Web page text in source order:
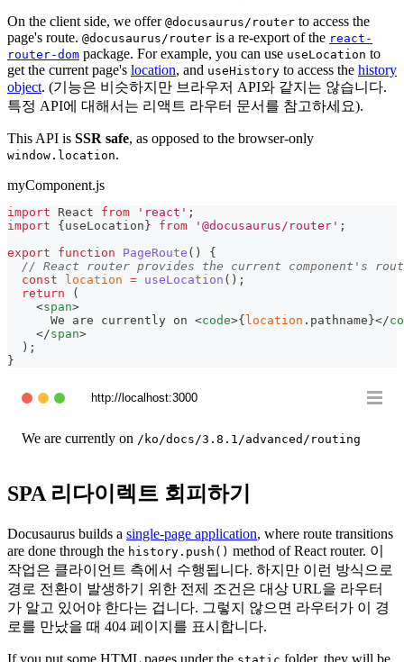
On the client side, we offer @docusaurus/router to access the
page's route. @docusaurus/router is a re-export of the react-
router-dom package. For example, you can use useLocation to
get the current page's location, and useHistory to access the history
object. (기능은 비슷하지만 브라우저 API와 같지는 않습니다.
특정 API에 대해서는 리액트 라우터 문서를 참고하세요).
This API is SSR safe, as opposed to the browser-only
window.location.
myComponent.js
import React from 'react' ;
import
{ useLocation } from '@docusaurus/router' ;
export
function PageRoute ( )
{
// React router provides the current component's
const
location = useLocation ( ) ;
return
(
<span>
      We are currently on
<code>{ location . pathname }</
</span>
) ;
}
http://localhost:3000
We are currently on /ko/docs/3.8.1/advanced/routing
SPA 리다이렉트 회피하기
Docusaurus builds a single-page application, where route transitions
are done through the history.push() method of React router. 이
작업은 클라이언트 측에서 수행됩니다. 하지만 이런 방식으로
경로 전환이 발생하기 위한 전제 조건은 대상 URL을 라우터
가 알고 있어야 한다는 겁니다. 그렇지 않으면 라우터가 이 경
로를 만났을 때 404 페이지를 표시합니다.
If you put some HTML pages under the folder, they will be